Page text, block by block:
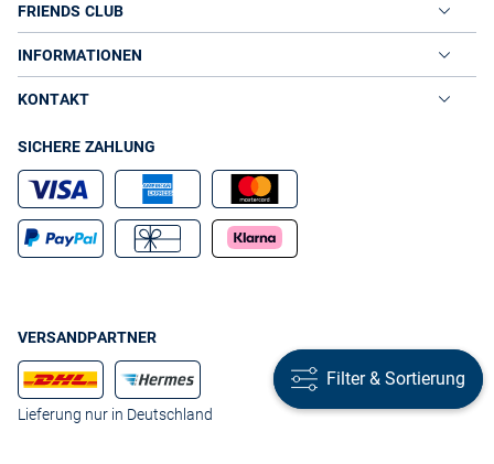
FRIENDS CLUB
INFORMATIONEN
KONTAKT
SICHERE ZAHLUNG
VERSANDPARTNER
Lieferung nur in Deutschland
Filter & Sortierung
Filter & Sortierung